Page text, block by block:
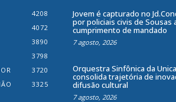
4208
4072
3890
3798
3720
3325
Jovem é capturado no
por policiais civis de Sousas
cumprimento de mandado
7 agosto, 2026
Orquestra Sinfônica da
consolida trajetória de
difusão cultural
7 agosto, 2026